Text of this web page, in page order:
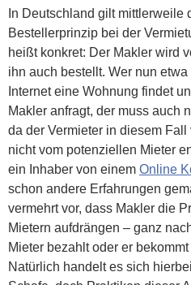
In Deutschland gilt mittlerweile
Bestellerprinzip bei der
heißt konkret: Der Makler wird
ihn auch bestellt. Wer nun
Internet eine Wohnung findet
Makler anfragt, der muss auch
da der Vermieter in diesem
nicht vom potenziellen Mieter
ein Inhaber von einem Online
schon andere Erfahrungen
vermehrt vor, dass Makler die
Mietern aufdrängen – ganz
Mieter bezahlt oder er
Natürlich handelt es sich